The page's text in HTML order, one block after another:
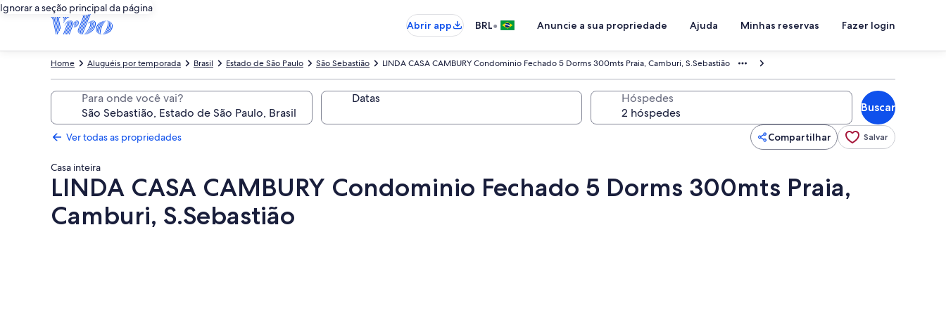
Ignorar a seção principal da página
Abrir app
BRL• Anuncie a sua propriedade Ajuda Minhas reservas Fazer login
LINDA CASA CAMBURY Condominio Fechado 5 Dorms 300mts Praia, Camburi, S.Sebastião
São Sebastião
Estado de São Paulo
Brasil
Aluguéis por temporada
Home
Para onde você vai? Datas Hóspedes
Buscar
Ver todas as propriedades Compartilhar Salvar
Casa inteira
LINDA CASA CAMBURY Condominio Fechado 5 Dorms 300mts Praia,
Camburi, S.Sebastião